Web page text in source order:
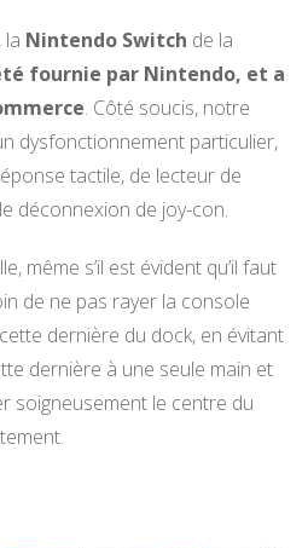
la Nintendo Switch de la
fournie par Nintendo, et a
. Côté soucis, notre
dysfonctionnement particulier,
tactile, de lecteur de
déconnexion de joy-con.
même s’il est évident qu’il faut
de ne pas rayer la console
dernière du dock, en évitant
dernière à une seule main et
soigneusement le centre du